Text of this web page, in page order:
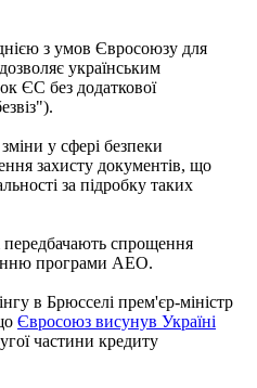
з умов Євросоюзу для
українським
ЄС без додаткової
у сфері безпеки
захисту документів, що
за підробку таких
спрощення
програми АЕО.
в Брюсселі прем'єр-міністр
Євросоюз висунув Україні
частини кредиту